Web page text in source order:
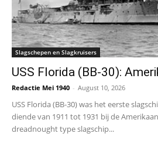
Slagschepen en Slagkruisers
USS Florida (BB-30):
Redactie Mei 1940 - August 10, 2026
USS Florida (BB-30) was het eerste
diende van 1911 tot 1931 bij de
dreadnought type slagschip...